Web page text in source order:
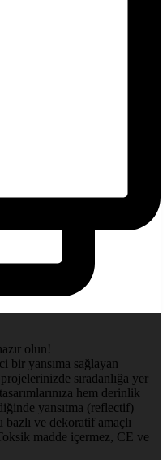
olun!
bir yansıma sağlayan
sıradanlığa yer
hem derinlik
yansıtma (reflectif)
bazlı ve dekoratif amaçlı
madde içermez, CE ve